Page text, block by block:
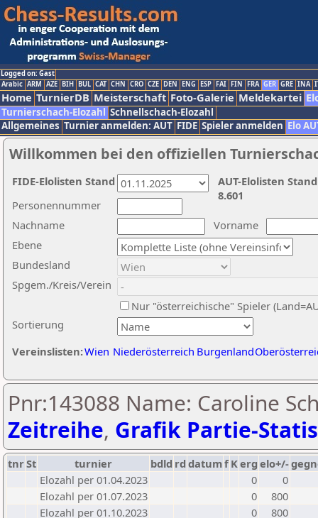
Logged on: Gast
Arabic ARM AZE BIH BUL CAT CHN CRO CZE DEN ENG ESP FAI FIN FRA GER GRE INA
Home TurnierDB Meisterschaft Foto-Galerie Meldekartei
Turnierschach-Elozahl Schnellschach-Elozahl
Allgemeines Turnier anmelden: AUT FIDE Spieler anmelden Elo
Willkommen bei den offiziellen
Nachname
Vorname
Ebene
Sortierung
Personennummer
Bundesland
Spgem./Kreis/Verein
Nur "österreichische" Spieler
Vereinslisten:Wien Niederösterreich Burgenland
AUT-Elolisten
8.601
FIDE-Elolisten Stand
Pnr:143088 Name: Caroline
Zeitreihe, Grafik Partie-
tnrSt turnier bdld rd datumf Kerg elo+/-
Elozahl per 01.04.2023
0
0
Elozahl per 01.07.2023
0
800
Elozahl per 01.10.2023
0
800